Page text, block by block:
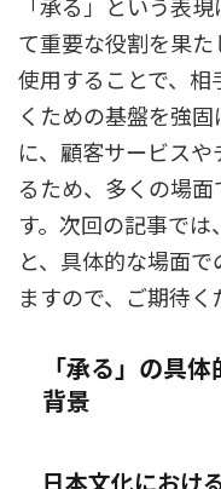
て重要な役割を果
使用することで、
くための基盤を強
に、顧客サービス
るため、多くの場
す。次回の記事で
と、具体的な場面
ますので、ご期待く
「承る」の具
背景
日本文化におけ